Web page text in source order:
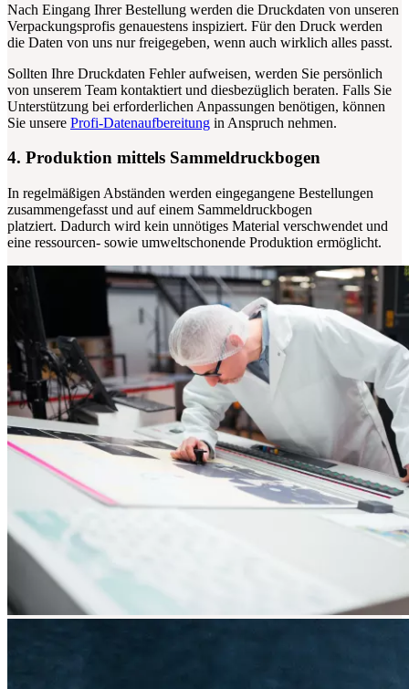
Nach Eingang Ihrer Bestellung werden die Druckdaten von unseren
Verpackungsprofis genauestens inspiziert. Für den Druck werden
die Daten von uns nur freigegeben, wenn auch wirklich alles passt.
Sollten Ihre Druckdaten Fehler aufweisen, werden Sie persönlich
von unserem Team kontaktiert und diesbezüglich beraten. Falls Sie
Unterstützung bei erforderlichen Anpassungen benötigen, können
Sie unsere Profi-Datenaufbereitung in Anspruch nehmen.
4. Produktion mittels Sammeldruckbogen
In regelmäßigen Abständen werden eingegangene Bestellungen
zusammengefasst und auf einem Sammeldruckbogen
platziert. Dadurch wird kein unnötiges Material verschwendet und
eine ressourcen- sowie umweltschonende Produktion ermöglicht.